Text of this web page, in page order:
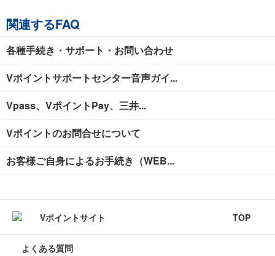
関連するFAQ
各種手続き・サポート・お問い合わせ
Vポイントサポートセンター音声ガイ...
Vpass、VポイントPay、三井...
Vポイントのお問合せについて
お客様ご自身によるお手続き（WEB...
TOP
よくある質問